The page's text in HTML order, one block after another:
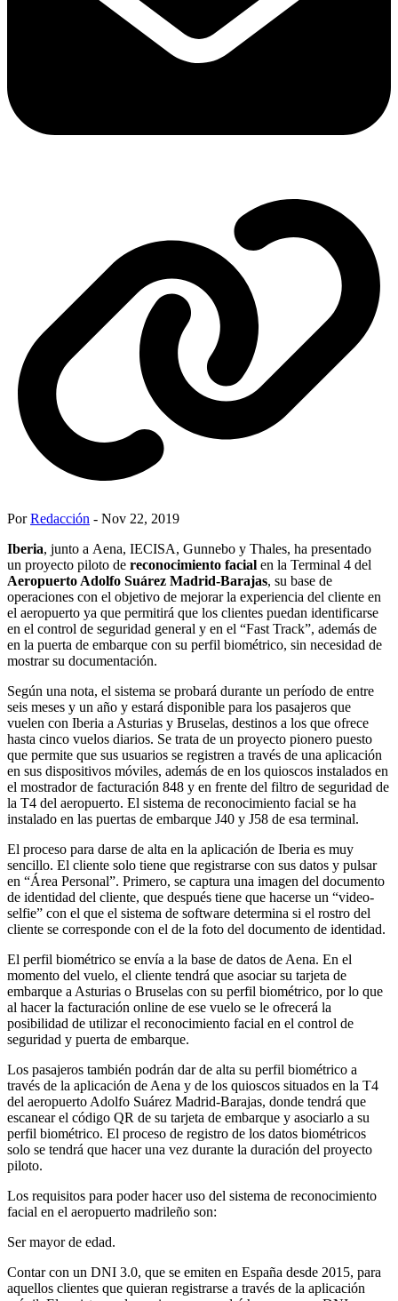
PorRedacción - Nov 22, 2019
Iberia, junto a Aena, IECISA, Gunnebo y Thales, ha presentado
un proyecto piloto de reconocimiento facial en la Terminal 4 del
Aeropuerto Adolfo Suárez Madrid-Barajas, su base de
operaciones con el objetivo de mejorar la experiencia del cliente en
el aeropuerto ya que permitirá que los clientes puedan identificarse
en el control de seguridad general y en el “Fast Track”, además de
en la puerta de embarque con su perfil biométrico, sin necesidad de
mostrar su documentación.
Según una nota, el sistema se probará durante un período de entre
seis meses y un año y estará disponible para los pasajeros que
vuelen con Iberia a Asturias y Bruselas, destinos a los que ofrece
hasta cinco vuelos diarios. Se trata de un proyecto pionero puesto
que permite que sus usuarios se registren a través de una aplicación
en sus dispositivos móviles, además de en los quioscos instalados en
el mostrador de facturación 848 y en frente del filtro de seguridad de
la T4 del aeropuerto. El sistema de reconocimiento facial se ha
instalado en las puertas de embarque J40 y J58 de esa terminal.
El proceso para darse de alta en la aplicación de Iberia es muy
sencillo. El cliente solo tiene que registrarse con sus datos y pulsar
en “Área Personal”. Primero, se captura una imagen del documento
de identidad del cliente, que después tiene que hacerse un “video-
selfie” con el que el sistema de software determina si el rostro del
cliente se corresponde con el de la foto del documento de identidad.
El perfil biométrico se envía a la base de datos de Aena. En el
momento del vuelo, el cliente tendrá que asociar su tarjeta de
embarque a Asturias o Bruselas con su perfil biométrico, por lo que
al hacer la facturación online de ese vuelo se le ofrecerá la
posibilidad de utilizar el reconocimiento facial en el control de
seguridad y puerta de embarque.
Los pasajeros también podrán dar de alta su perfil biométrico a
través de la aplicación de Aena y de los quioscos situados en la T4
del aeropuerto Adolfo Suárez Madrid-Barajas, donde tendrá que
escanear el código QR de su tarjeta de embarque y asociarlo a su
perfil biométrico. El proceso de registro de los datos biométricos
solo se tendrá que hacer una vez durante la duración del proyecto
piloto.
Los requisitos para poder hacer uso del sistema de reconocimiento
facial en el aeropuerto madrileño son:
Ser mayor de edad.
Contar con un DNI 3.0, que se emiten en España desde 2015, para
aquellos clientes que quieran registrarse a través de la aplicación